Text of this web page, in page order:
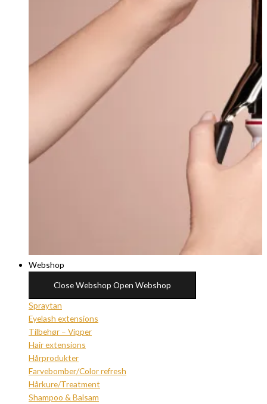
Webshop
Close Webshop Open Webshop
Spraytan
Eyelash extensions
Tilbehør – Vipper
Hair extensions
Hårprodukter
Farvebomber/Color refresh
Hårkure/Treatment
Shampoo & Balsam